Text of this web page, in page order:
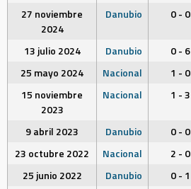
27 noviembre
2024
Danubio 0 - 0
13 julio 2024 Danubio 0 - 6
25 mayo 2024
Nacional 1 - 0
15 noviembre
2023
Nacional 1 - 3
9 abril 2023 Danubio 0 - 0
23 octubre 2022
Nacional 2 - 0
25 junio 2022
Danubio 0 - 1